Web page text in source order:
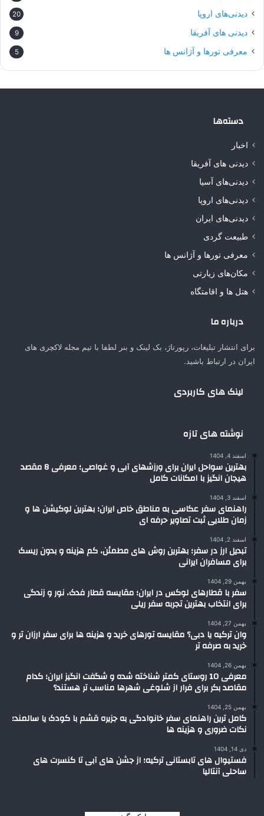
دیدنی‌های اروپا 20
دیدنی های آفریقا 9
معرفی تورها و آژانس ها 5
دسته‌ها
اخبار
دیدنی های آفریقا
دیدنی‌های آسیا
دیدنی‌های اروپا
دیدنی‌های ایران
طبیعت گردی
معرفی تورها و آژانس ها
مکان‌های زیارتی
هتل ها و اقامتگاه
درباره ما
برای انتشار تبلیغات، رپورتاژ، بک لینک و بنر لطفا با تیم مجله لاکچری های
ایران در ارتباط باشید.
لینک های کاربردی
نوشته های تازه
اسفند 4, 1404
بهترین سواحل ایران برای ورزشهای آبی و غواصی؛ معرفی 8 مقصد
هیجان انگیز با امکانات کامل
اسفند 3, 1404
راهنمای سفر عکاسی به مناطق خاص ایران؛ بهترین لوکیشن ها و
زمان طلایی ثبت تصاویر حرفه ای
اسفند 2, 1404
تبدیل ارز در سفر؛ بهترین روش های مطمئن، کم هزینه و بدون ریسک
برای مسافران ایرانی
بهمن 29, 1404
سفر با قطارهای لوکس در ایران؛ مقایسه قطار فدک، نور و زندگی
برای انتخاب بهترین تجربه سفر ریلی
بهمن 27, 1404
وان ترکیه یا دبی؟ مقایسه تورهای خرید و هزینه ها برای سفر ارزان تر و
خرید به صرفه تر
بهمن 26, 1404
معرفی 10 روستای کمتر شناخته شده و شگفت انگیز ایران؛ کدام
مقاصد بکر برای فرار از شلوغی شهرها مناسب تر هستند؟
بهمن 25, 1404
کامل ترین راهنمای سفر خانوادگی به جزیره قشم با کودک یا سالمند؛
نکات ضروری و هزینه ها
دی 14, 1404
فستیوال های تابستانی ترکیه؛ از جشن های آبی تا کنسرت های
ساحلی آنتالیا